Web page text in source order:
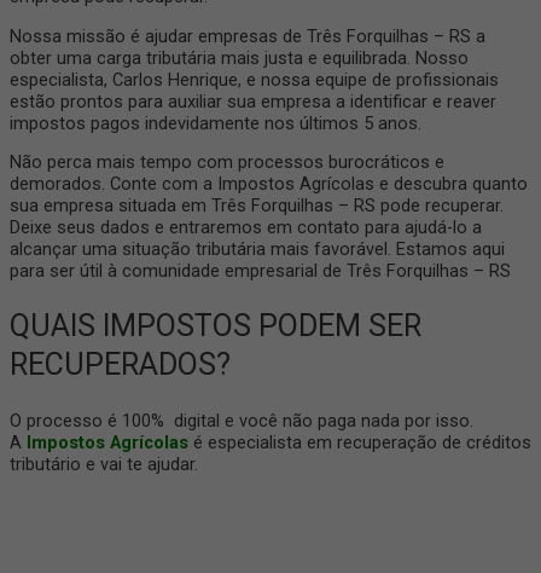
Nossa missão é ajudar empresas de Três Forquilhas – RS a
obter uma carga tributária mais justa e equilibrada. Nosso
especialista, Carlos Henrique, e nossa equipe de profissionais
estão prontos para auxiliar sua empresa a identificar e reaver
impostos pagos indevidamente nos últimos 5 anos.
Não perca mais tempo com processos burocráticos e
demorados. Conte com a Impostos Agrícolas e descubra quanto
sua empresa situada em Três Forquilhas – RS pode recuperar.
Deixe seus dados e entraremos em contato para ajudá-lo a
alcançar uma situação tributária mais favorável. Estamos aqui
para ser útil à comunidade empresarial de Três Forquilhas – RS
QUAIS IMPOSTOS PODEM SER
RECUPERADOS?
O processo é 100% digital e você não paga nada por isso.
A Impostos Agrícolas é especialista em recuperação de créditos
tributário e vai te ajudar.